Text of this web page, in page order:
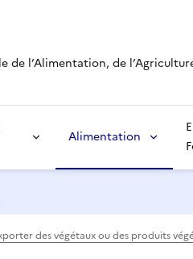
l’Alimentation, de
Alimentation
des végétaux ou des produits